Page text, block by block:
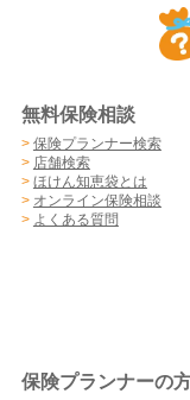
無料保険相談
> 保険プランナー検索
> 店舗検索
> ほけん知恵袋とは
> オンライン保険相談
> よくある質問
保険プランナーの